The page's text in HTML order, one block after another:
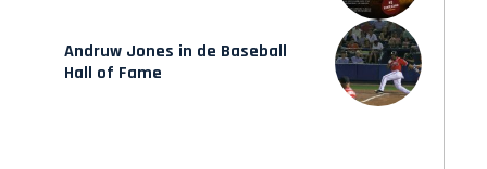
Andruw Jones in de Baseball
Hall of Fame